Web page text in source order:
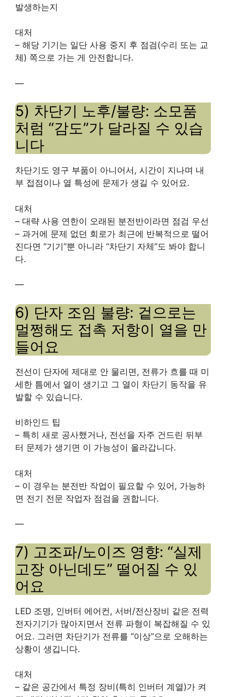
발생하는지
대처
– 해당 기기는 일단 사용 중지 후 점검(수리 또는 교
체) 쪽으로 가는 게 안전합니다.
—
5) 차단기 노후/불량: 소모품
처럼 “감도”가 달라질 수 있습
니다
차단기도 영구 부품이 아니어서, 시간이 지나며 내
부 접점이나 열 특성에 문제가 생길 수 있어요.
대처
– 대략 사용 연한이 오래된 분전반이라면 점검 우선
– 과거에 문제 없던 회로가 최근에 반복적으로 떨어
진다면 “기기”뿐 아니라 “차단기 자체”도 봐야 합니
다.
—
6) 단자 조임 불량: 겉으로는
멀쩡해도 접촉 저항이 열을 만
들어요
전선이 단자에 제대로 안 물리면, 전류가 흐를 때 미
세한 틈에서 열이 생기고 그 열이 차단기 동작을 유
발할 수 있습니다.
비하인드 팁
– 특히 새로 공사했거나, 전선을 자주 건드린 뒤부
터 문제가 생기면 이 가능성이 올라갑니다.
대처
– 이 경우는 분전반 작업이 필요할 수 있어, 가능하
면 전기 전문 작업자 점검을 권합니다.
—
7) 고조파/노이즈 영향: “실제
고장 아닌데도” 떨어질 수 있
어요
LED 조명, 인버터 에어컨, 서버/전산장비 같은 전력
전자기기가 많아지면서 전류 파형이 복잡해질 수 있
어요. 그러면 차단기가 전류를 “이상”으로 오해하는
상황이 생깁니다.
대처
– 같은 공간에서 특정 장비(특히 인버터 계열)가 켜